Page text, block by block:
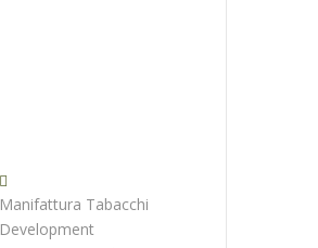
Manifattura Tabacchi
Development